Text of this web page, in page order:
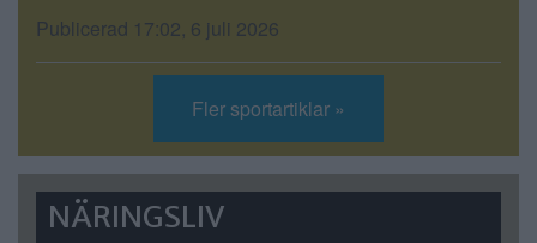
Publicerad 17:02, 6 juli 2026
Fler sportartiklar »
NÄRINGSLIV